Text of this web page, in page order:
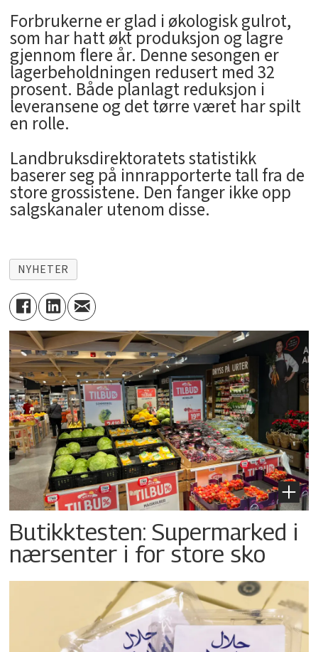
Forbrukerne er glad i økologisk gulrot,
som har hatt økt produksjon og lagre
gjennom flere år. Denne sesongen er
lagerbeholdningen redusert med 32
prosent. Både planlagt reduksjon i
leveransene og det tørre været har spilt
en rolle.
Landbruksdirektoratets statistikk
baserer seg på innrapporterte tall fra de
store grossistene. Den fanger ikke opp
salgskanaler utenom disse.
NYHETER
Butikktesten: Supermarked i
nærsenter i for store sko